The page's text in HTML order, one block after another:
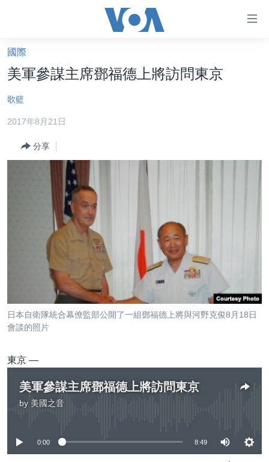
礙
鏈
接
跳
轉
容
索
美國大選2024
港澳
台灣
美中關係
視頻
VOA 60秒 (國際)
美國專訊
視頻存檔
時事經緯
新聞音頻
海外港人
美國透視
關注我們
國際
美軍參謀主席鄧福德上將訪問東京
歌籃
2017年8月21日
分享
日本自衛隊統合幕僚監部公開了一組鄧福德上將與河野克俊8月18日
會談的照片
東京 —
美軍參謀主席鄧福德上將訪問東京
by 美國之音
0:00 8:49